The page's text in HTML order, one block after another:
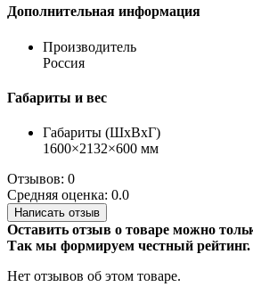
Дополнительная информация
Производитель
Россия
Габариты и вес
Габариты (ШхВхГ)
1600×2132×600 мм
Отзывов: 0
Средняя оценка: 0.0
Написать отзыв
Оставить отзыв о товаре можно
Так мы формируем честный рейтинг.
Нет отзывов об этом товаре.